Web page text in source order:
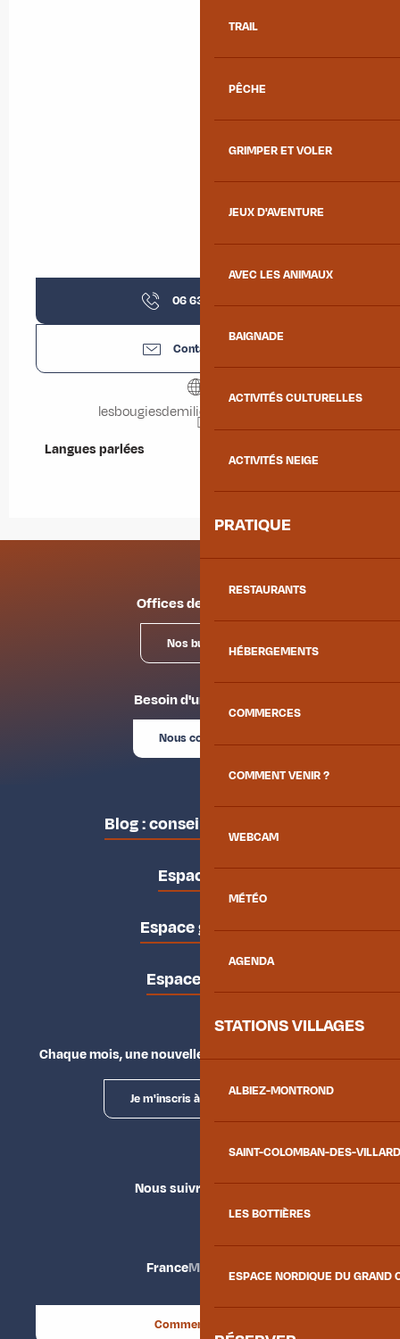
TRAIL
PÊCHE
GRIMPER ET VOLER
JEUX D'AVENTURE
AVEC LES ANIMAUX
BAIGNADE
ACTIVITÉS CULTURELLES
ACTIVITÉS NEIGE
PRATIQUE
RESTAURANTS
HÉBERGEMENTS
COMMERCES
COMMENT VENIR ?
WEBCAM
MÉTÉO
AGENDA
STATIONS VILLAGES
ALBIEZ-MONTROND
SAINT-COLOMBAN-DES-
LES BOTTIÈRES
ESPACE NORDIQUE DU GRAND
06 63 33 39
Contactez-nous
lesbougiesdemilie.myshopify.com
Langues parlées
Langues parlées
Offices de tourisme
Nos bureaux
Besoin d'un conseil ?
Nous contacter
Blog : conseils des locaux
Espace pro
Espace groupes
Espace presse
Chaque mois, une nouvelle façon d'explorer la vallée.
Je m'inscris à la newsletter
Nous suivre
FranceMaurienne
Comment venir ?